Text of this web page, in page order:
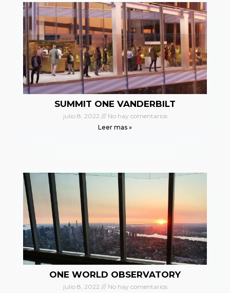
SUMMIT ONE VANDERBILT
julio 8, 2022
No hay comentarios
Leer mas »
ONE WORLD OBSERVATORY
julio 8, 2022
No hay comentarios